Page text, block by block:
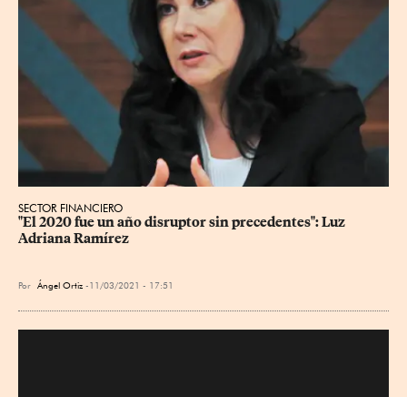
SECTOR FINANCIERO
"El 2020 fue un año disruptor sin precedentes": Luz
Adriana Ramírez
Por Ángel Ortiz 11/03/2021 - 17:51